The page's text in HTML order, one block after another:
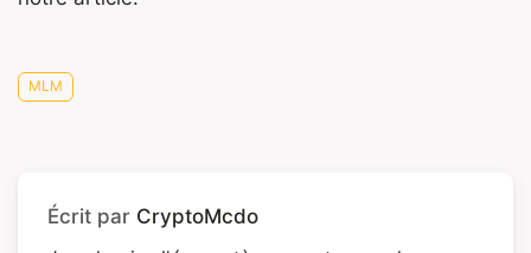
MLM
Écrit par CryptoMcdo